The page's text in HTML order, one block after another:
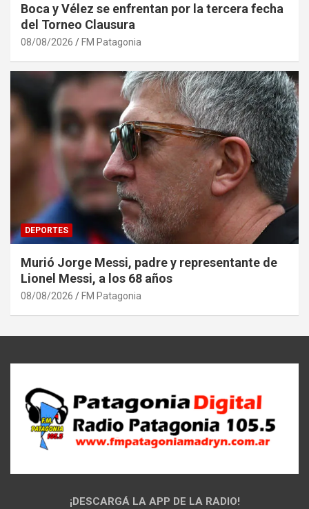
Boca y Vélez se enfrentan por la tercera fecha
del Torneo Clausura
08/08/2026 FM Patagonia
DEPORTES
Murió Jorge Messi, padre y representante de
Lionel Messi, a los 68 años
08/08/2026 FM Patagonia
¡DESCARGÁ LA APP DE LA RADIO!